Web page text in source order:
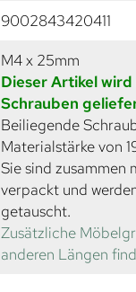
9002843420411
M4 x 25mm
Dieser Artikel
Schrauben
Beiliegende
Materialstärke von
Sie sind zusammen
verpackt und
getauscht.
Zusätzliche
anderen Längen